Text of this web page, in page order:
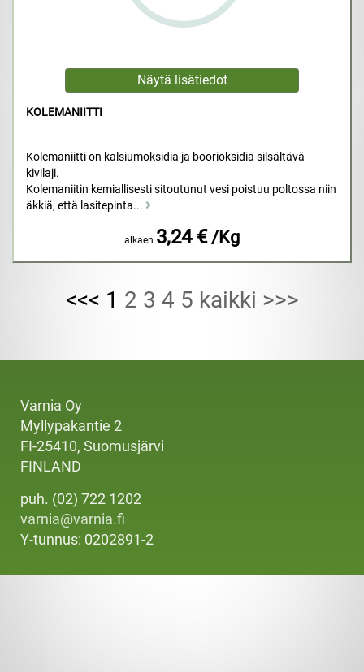
KOLEMANIITTI
Kolemaniitti on kalsiumoksidia ja boorioksidia silsältävä
kivilaji.
Kolemaniitin kemiallisesti sitoutunut vesi poistuu poltossa niin
äkkiä, että lasitepinta...
alkaen 3,24 € /Kg
<<< 1 2 3 4 5 kaikki >>>
Varnia Oy
Myllypakantie 2
FI-25410, Suomusjärvi
FINLAND
puh. (02) 722 1202
varnia@varnia.fi
Y-tunnus: 0202891-2